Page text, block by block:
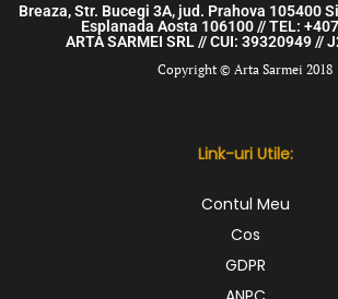
Breaza, Str. Bucegi 3A, jud. Prahova 105400
Esplanada Aosta 106100 // TEL:
ARTA SARMEI SRL // CUI: 39320949 //
Copyright © Arta Sarmei 2018
Link-uri Utile:
Contul Meu
Cos
GDPR